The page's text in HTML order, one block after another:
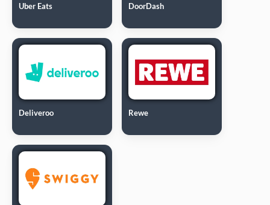
Uber Eats DoorDash
Deliveroo Rewe